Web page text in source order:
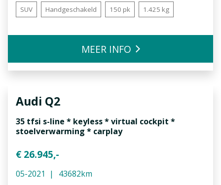
SUV Handgeschakeld 150 pk 1.425 kg
MEER INFO
Audi Q2
35 tfsi s-line * keyless * virtual cockpit *
stoelverwarming * carplay
€ 26.945,-
05-2021 43682km